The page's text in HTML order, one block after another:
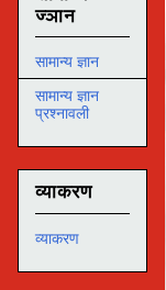
Tube
ज्ञान
सामान्य ज्ञान
सामान्य ज्ञान
प्रश्नावली
व्याकरण
व्याकरण